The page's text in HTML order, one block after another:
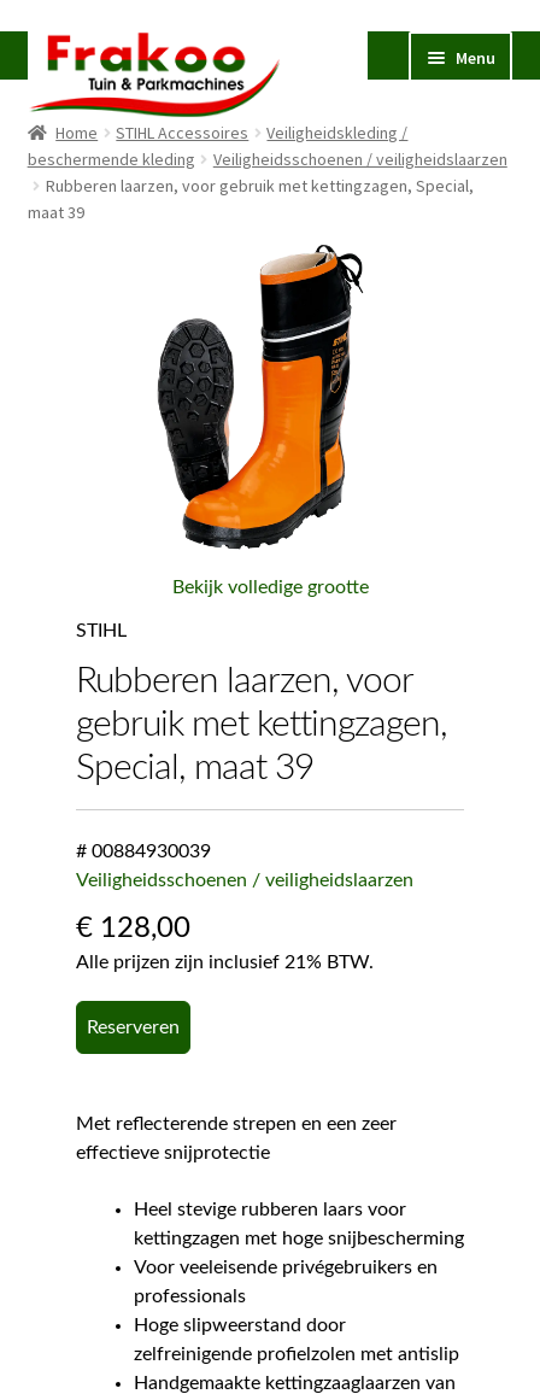
Ga
door
naar
navigatie
Ga
naar
de
inhoud
Menu
Homepage
Verkoop en Reparatie
Home STIHL Accessoires
Veiligheidskleding /
beschermende kleding
Veiligheidsschoenen / veiligheidslaarzen
Rubberen laarzen, voor gebruik met kettingzagen, Special,
maat 39
Bekijk volledige grootte
STIHL
Rubberen laarzen, voor
gebruik met kettingzagen,
Special, maat 39
# 00884930039
Veiligheidsschoenen / veiligheidslaarzen
€128,00
Alle prijzen zijn inclusief 21% BTW.
Reserveren
Met reflecterende strepen en een zeer
effectieve snijprotectie
Heel stevige rubberen laars voor
kettingzagen met hoge snijbescherming
Voor veeleisende privégebruikers en
professionals
Hoge slipweerstand door
zelfreinigende profielzolen met antislip
Handgemaakte kettingzaaglaarzen van